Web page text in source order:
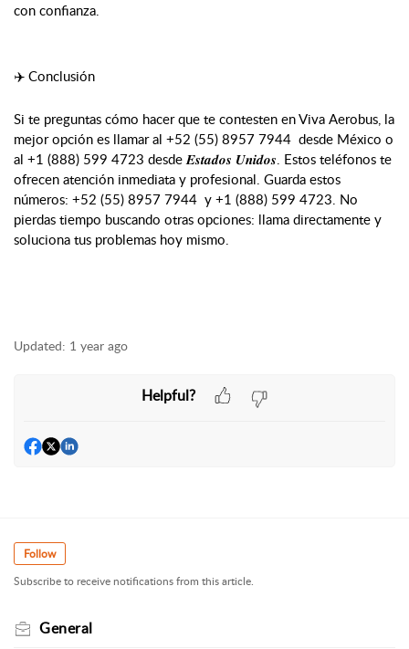
con confianza.
✈️ Conclusión
Si te preguntas cómo hacer que te contesten en Viva Aerobus, la
mejor opción es llamar al +52 (55) 8957 7944 desde México o
al +1 (888) 599 4723 desde 𝑬𝒔𝒕𝒂𝒅𝒐𝒔 𝑼𝒏𝒊𝒅𝒐𝒔. Estos teléfonos te
ofrecen atención inmediata y profesional. Guarda estos
números: +52 (55) 8957 7944 y +1 (888) 599 4723. No
pierdas tiempo buscando otras opciones: llama directamente y
soluciona tus problemas hoy mismo.
Updated: 1 year ago
Helpful?
Follow
Subscribe to receive notifications from this article.
General